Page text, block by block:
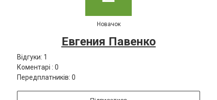
Новачок
Евгения Павенко
Відгуки: 1
Коментарі : 0
Передплатників: 0